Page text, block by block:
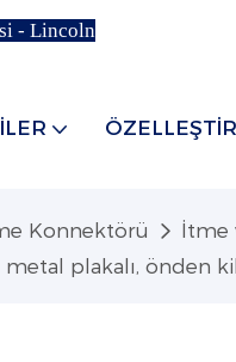
- Lincoln
Konnektörü
İtme
plakalı, önden